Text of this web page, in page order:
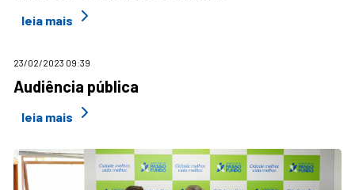
leia mais
23/02/2023 09:39
Audiência pública
leia mais